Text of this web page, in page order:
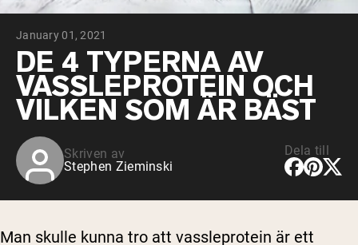
Shop All Protein Powders
VEGAN PROTEIN
Ärtprotein
Jordnötssmör
Fröproteinpulver
Ekologiskt risprotein
Proteindrinkar
January 01, 2021
DE 4 TYPERNA AV
VASSLEPROTEIN OCH
VILKEN SOM ÄR BÄST
Skriven av
Stephen Zieminski
Dela till
Man skulle kunna tro att vassleprotein är ett